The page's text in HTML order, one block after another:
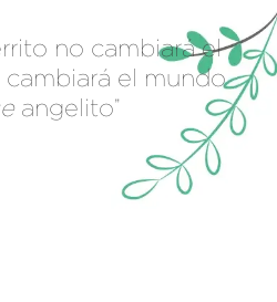
no cambiará el
cambiará el mundo
angelito”